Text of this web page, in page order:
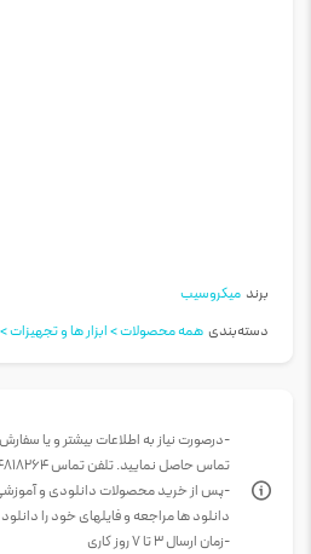
برند میکروسیب
دسته‌بندی همه محصولات > ابزار ها و تجهیزات >
-درصورت نیاز به اطلاعات بیشتر و یا
تماس حاصل نمایید. تلفن تماس 09124818264
-پس از خرید محصولات دانلودی و
دانلود ها مراجعه و فایلهای خود را
-زمان ارسال 3 تا 7 روز کاری